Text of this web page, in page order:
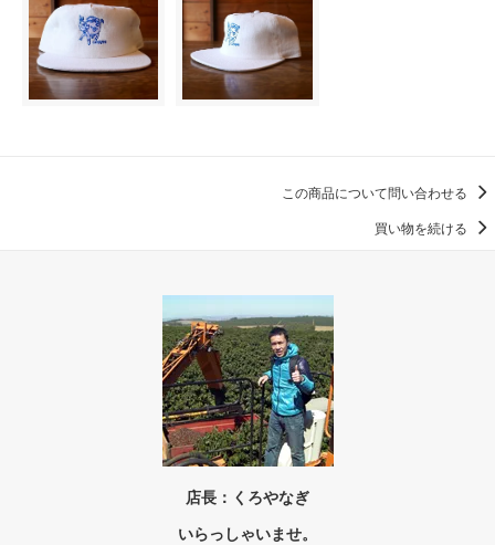
この商品について問い合わせる
買い物を続ける
店長：くろやなぎ
いらっしゃいませ。